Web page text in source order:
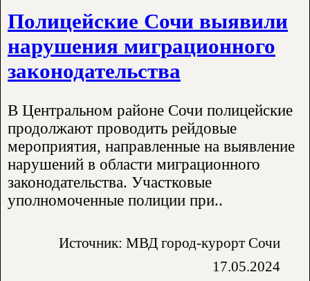
Полицейские Сочи выявили
нарушения миграционного
законодательства
В Центральном районе Сочи полицейские
продолжают проводить рейдовые
мероприятия, направленные на выявление
нарушений в области миграционного
законодательства. Участковые
уполномоченные полиции при..
Источник: МВД город-курорт Сочи
17.05.2024